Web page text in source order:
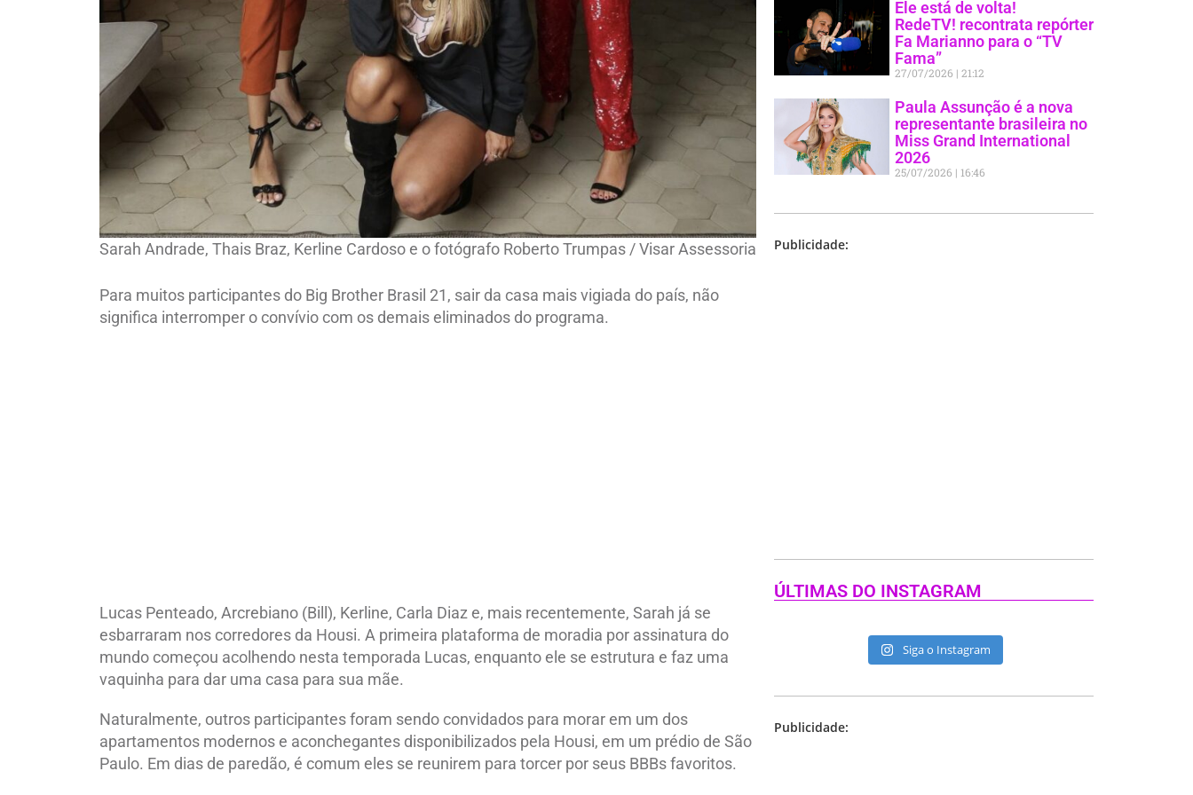
Sarah Andrade, Thais Braz, Kerline Cardoso e o fotógrafo Roberto Trumpas / Visar Assessoria
Para muitos participantes do Big Brother Brasil 21, sair da casa mais vigiada do país, não
significa interromper o convívio com os demais eliminados do programa.
Lucas Penteado, Arcrebiano (Bill), Kerline, Carla Diaz e, mais recentemente, Sarah já se
esbarraram nos corredores da Housi. A primeira plataforma de moradia por assinatura do
mundo começou acolhendo nesta temporada Lucas, enquanto ele se estrutura e faz uma
vaquinha para dar uma casa para sua mãe.
Naturalmente, outros participantes foram sendo convidados para morar em um dos
apartamentos modernos e aconchegantes disponibilizados pela Housi, em um prédio de São
Paulo. Em dias de paredão, é comum eles se reunirem para torcer por seus BBBs favoritos.
Ele está de volta!
RedeTV! recontrata repórter
Fa Marianno para o “TV
Fama”
27/07/2026 21:12
Paula Assunção é a nova
representante brasileira no
Miss Grand International
2026
25/07/2026 16:46
Publicidade:
ÚLTIMAS DO INSTAGRAM
Siga o Instagram
Publicidade: